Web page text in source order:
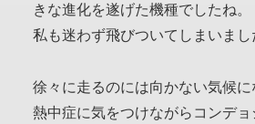
きな進化を遂げた機種でしたね。
私も迷わず飛びついてしまいまし
徐々に走るのには向かない気候
熱中症に気をつけながらコンデ